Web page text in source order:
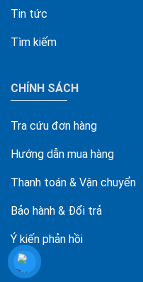
Tin tức
Tìm kiếm
CHÍNH SÁCH
Tra cứu đơn hàng
Hướng dẫn mua hàng
Thanh toán & Vận chuyển
Bảo hành & Đổi trả
Ý kiến phản hồi